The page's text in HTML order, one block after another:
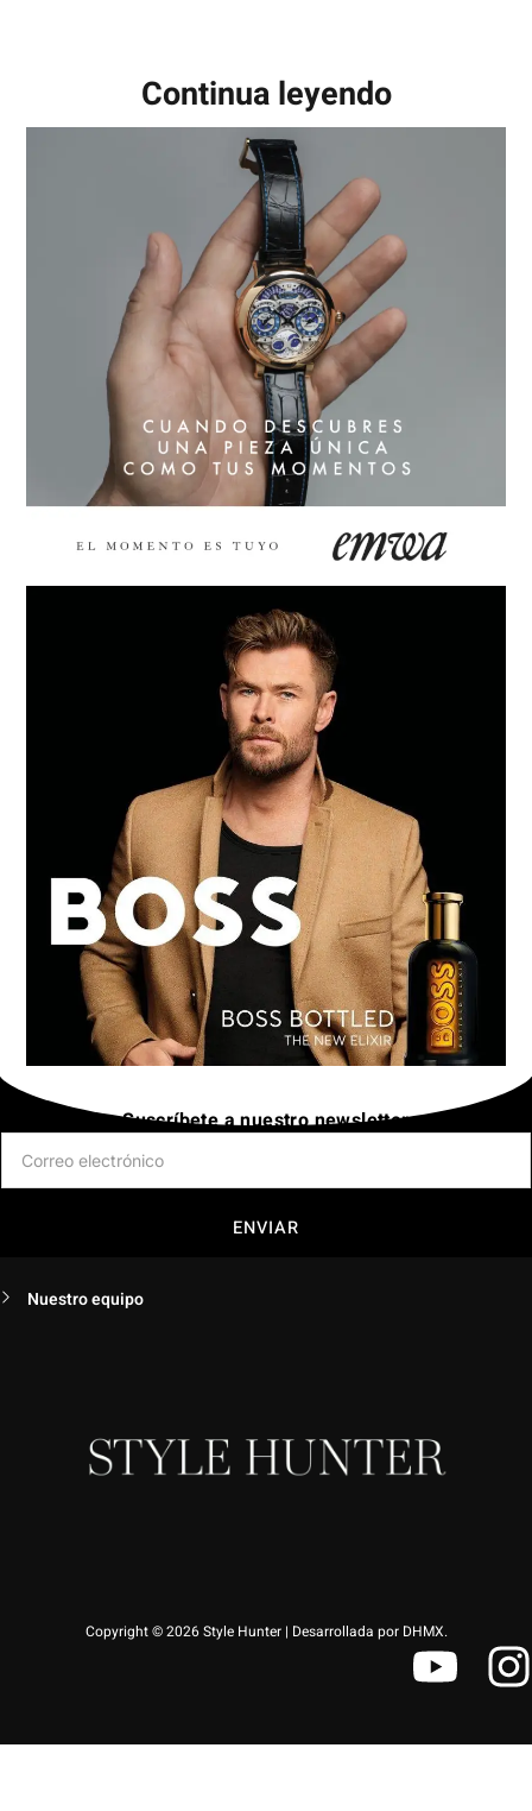
Continua leyendo
Suscríbete a nuestro newsletter
ENVIAR
Nuestro equipo
Copyright © 2026 Style Hunter | Desarrollada por DHMX.Y
u
I
s